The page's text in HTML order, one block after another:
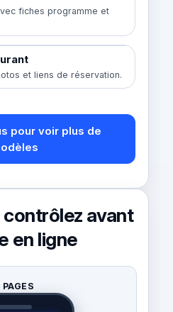
fiches programme et
et liens de réservation.
pour voir plus de
avant
en ligne